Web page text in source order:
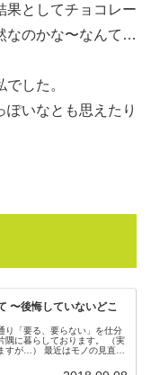
果としてチョコレー
なのかな〜なんて…
した。
いなとも思えたり
〜後悔していないどこ
り「要る、要らない」を仕分
隅に暮らしております。 （実
すが…） 最近はモノの見直し